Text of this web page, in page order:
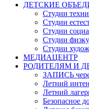
ДЕТСКИЕ
Студии
Студии
Студии
Студии
Студии
МЕДИАЦЕНТР
РОДИТЕЛЯМ И
ЗАПИСЬ
Летний
Летний
Безопасное